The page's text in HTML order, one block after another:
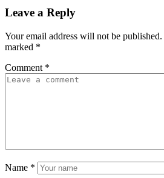
Leave a Reply
Your email address will not be published.
marked *
Comment *
Name *